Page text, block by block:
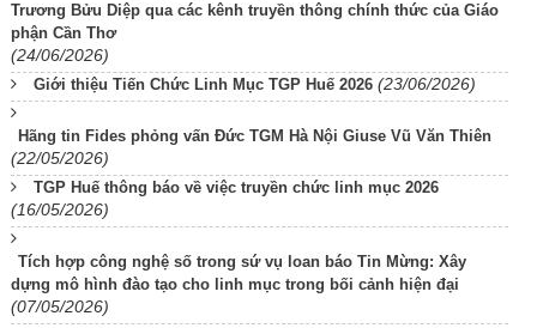
Trương Bửu Diệp qua các kênh truyền thông chính thức của Giáo
phận Cần Thơ
(24/06/2026)
Giới thiệu Tiến Chức Linh Mục TGP Huế 2026 (23/06/2026)
Hãng tin Fides phỏng vấn Đức TGM Hà Nội Giuse Vũ Văn Thiên
(22/05/2026)
TGP Huế thông báo về việc truyền chức linh mục 2026
(16/05/2026)
Tích hợp công nghệ số trong sứ vụ loan báo Tin Mừng: Xây
dựng mô hình đào tạo cho linh mục trong bối cảnh hiện đại
(07/05/2026)